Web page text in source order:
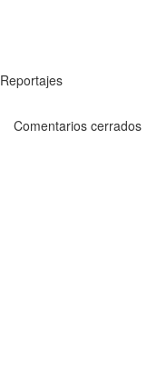
Reportajes
Comentarios cerrados